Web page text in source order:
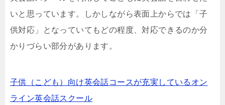
いと思っています。しかしながら表面上からでは「子
供対応」となっていてもどの程度、対応できるのか分
かりづらい部分があります。
子供（こども）向け英会話コースが充実しているオン
ライン英会話スクール